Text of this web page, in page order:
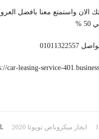
الان واستمتع معنا بافضل
%
car-leasing-service-
ايجار ميكروباص تويوتا 2020